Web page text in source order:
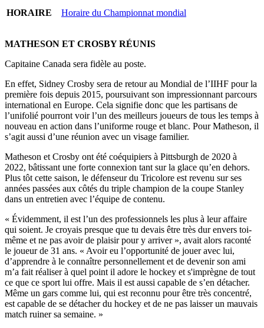
HORAIRE Horaire du Championnat mondial
MATHESON ET CROSBY RÉUNIS
Capitaine Canada sera fidèle au poste.
En effet, Sidney Crosby sera de retour au Mondial de l’IIHF pour la
première fois depuis 2015, poursuivant son impressionnant parcours
international en Europe. Cela signifie donc que les partisans de
l’unifolié pourront voir l’un des meilleurs joueurs de tous les temps à
nouveau en action dans l’uniforme rouge et blanc. Pour Matheson, il
s’agit aussi d’une réunion avec un visage familier.
Matheson et Crosby ont été coéquipiers à Pittsburgh de 2020 à
2022, bâtissant une forte connexion tant sur la glace qu’en dehors.
Plus tôt cette saison, le défenseur du Tricolore est revenu sur ses
années passées aux côtés du triple champion de la coupe Stanley
dans un entretien avec l’équipe de contenu.
« Évidemment, il est l’un des professionnels les plus à leur affaire
qui soient. Je croyais presque que tu devais être très dur envers toi-
même et ne pas avoir de plaisir pour y arriver », avait alors raconté
le joueur de 31 ans. « Avoir eu l’opportunité de jouer avec lui,
d’apprendre à le connaître personnellement et de devenir son ami
m’a fait réaliser à quel point il adore le hockey et s'imprègne de tout
ce que ce sport lui offre. Mais il est aussi capable de s’en détacher.
Même un gars comme lui, qui est reconnu pour être très concentré,
est capable de se détacher du hockey et de ne pas laisser un mauvais
match ruiner sa semaine. »